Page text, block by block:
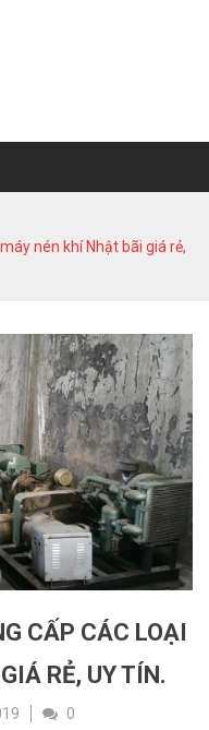
nén khí Nhật bãi giá rẻ,
CẤP CÁC LOẠI
RẺ, UY TÍN.
0